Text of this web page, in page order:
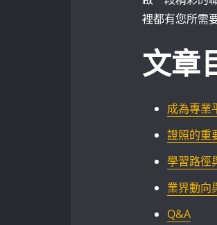
裡都有您所需
文章
成為專業
證照的重
學習路徑
業界動向
Q&A